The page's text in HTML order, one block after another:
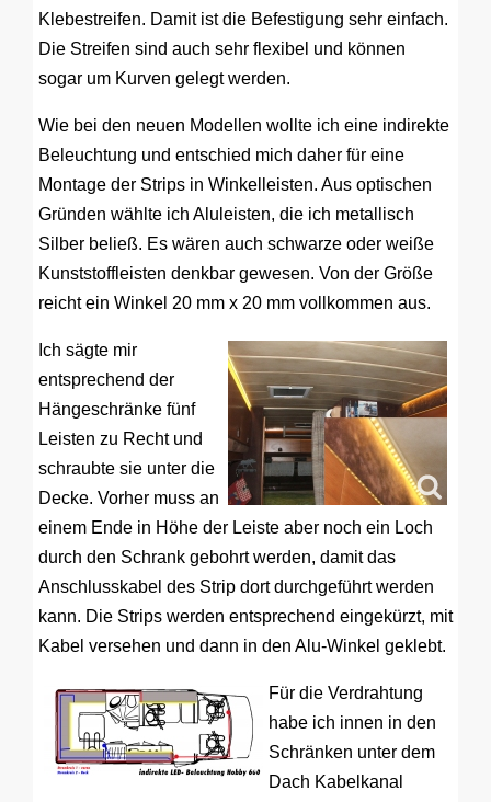
Klebestreifen. Damit ist die Befestigung sehr einfach.
Die Streifen sind auch sehr flexibel und können
sogar um Kurven gelegt werden.
Wie bei den neuen Modellen wollte ich eine indirekte
Beleuchtung und entschied mich daher für eine
Montage der Strips in Winkelleisten. Aus optischen
Gründen wählte ich Aluleisten, die ich metallisch
Silber beließ. Es wären auch schwarze oder weiße
Kunststoffleisten denkbar gewesen. Von der Größe
reicht ein Winkel 20 mm x 20 mm vollkommen aus.
Ich sägte mir
entsprechend der
Hängeschränke fünf
Leisten zu Recht und
schraubte sie unter die
Decke. Vorher muss an
einem Ende in Höhe der Leiste aber noch ein Loch
durch den Schrank gebohrt werden, damit das
Anschlusskabel des Strip dort durchgeführt werden
kann. Die Strips werden entsprechend eingekürzt, mit
Kabel versehen und dann in den Alu-Winkel geklebt.
Für die Verdrahtung
habe ich innen in den
Schränken unter dem
Dach Kabelkanal